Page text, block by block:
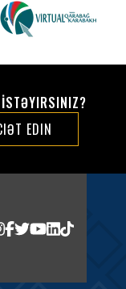
İSTƏYIRSINIZ?
EDIN